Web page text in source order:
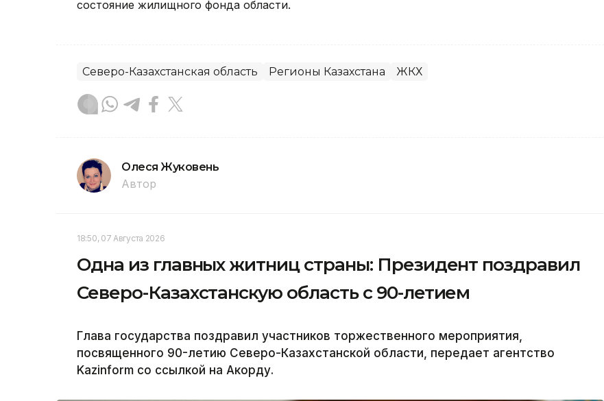
состояние жилищного фонда области.
Северо-Казахстанская область Регионы Казахстана ЖКХ
Олеся Жуковень
Автор
18:50, 07 Августа 2026
Одна из главных житниц страны: Президент поздравил
Северо-Казахстанскую область с 90-летием
Глава государства поздравил участников торжественного мероприятия,
посвященного 90-летию Северо-Казахстанской области, передает агентство
Kazinform со ссылкой на Акорду.